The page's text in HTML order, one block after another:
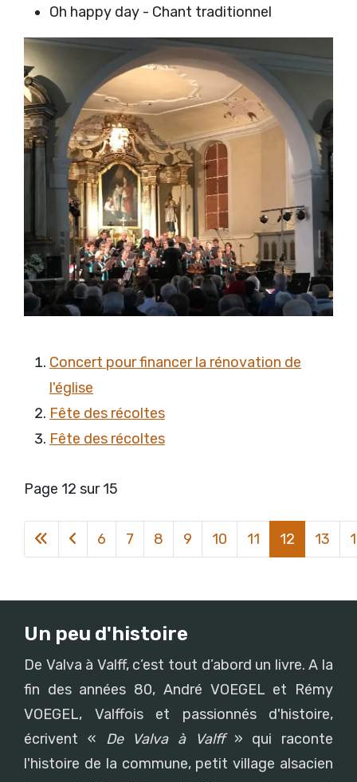
Oh happy day - Chant traditionnel
Concert pour financer la rénovation de
l'église
Fête des récoltes
Fête des récoltes
Page 12 sur 15
6 7 8 9 10 11 12 13
Un peu d'histoire
De Valva à Valff, c’est tout d’abord un livre. A la
fin des années 80, André VOEGEL et Rémy
VOEGEL, Valffois et passionnés d'histoire,
écrivent « De Valva à Valff» qui raconte
l'histoire de la commune, petit village alsacien